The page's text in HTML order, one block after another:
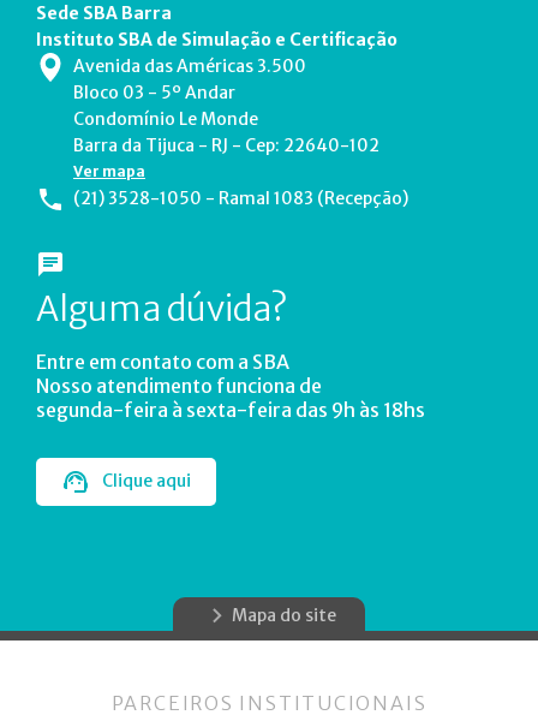
Sede SBA Barra
Instituto SBA de Simulação e Certificação
Avenida das Américas 3.500
Bloco 03 - 5º Andar
Condomínio Le Monde
Barra da Tijuca - RJ - Cep: 22640-102
Ver mapa
(21) 3528-1050 - Ramal 1083 (Recepção)
Alguma dúvida?
Entre em contato com a SBA
Nosso atendimento funciona de
segunda-feira à sexta-feira das 9h às 18hs
Clique aqui
Mapa do site
PARCEIROS INSTITUCIONAIS